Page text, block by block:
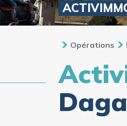
Opérations